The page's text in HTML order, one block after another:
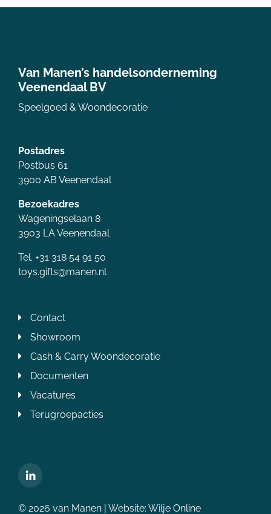
Van Manen’s handelsonderneming
Veenendaal BV
Speelgoed & Woondecoratie
Postadres
Postbus 61
3900 AB Veenendaal
Bezoekadres
Wageningselaan 8
3903 LA Veenendaal
Tel. +31 318 54 91 50
toys.gifts@manen.nl
Contact
Showroom
Cash & Carry Woondecoratie
Documenten
Vacatures
Terugroepacties
© 2026 van Manen | Website: Wilje Online